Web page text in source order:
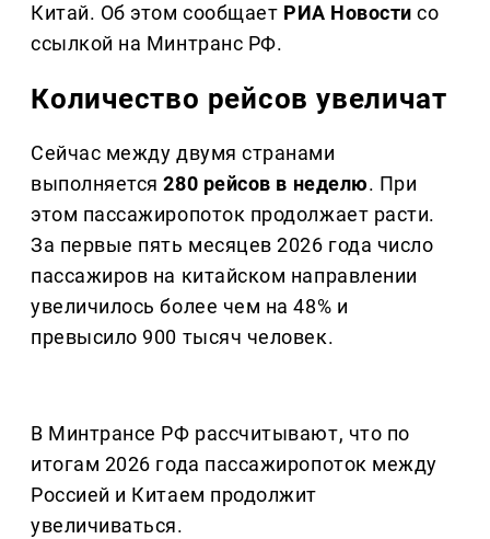
Китай. Об этом сообщает РИА Новости со
ссылкой на Минтранс РФ.
Количество рейсов увеличат
Сейчас между двумя странами
выполняется280 рейсов в неделю. При
этом пассажиропоток продолжает расти.
За первые пять месяцев 2026 года число
пассажиров на китайском направлении
увеличилось более чем на 48% и
превысило 900 тысяч человек.
В Минтрансе РФ рассчитывают, что по
итогам 2026 года пассажиропоток между
Россией и Китаем продолжит
увеличиваться.